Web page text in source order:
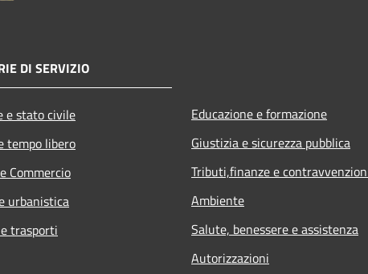
DI SERVIZIO
e stato civile
tempo libero
Commercio
urbanistica
trasporti
Educazione e formazione
Giustizia e sicurezza pubblica
Tributi,finanze e
Ambiente
Salute, benessere e assistenza
Autorizzazioni